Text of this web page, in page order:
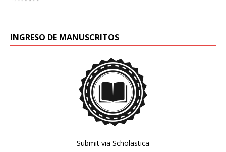
INGRESO DE MANUSCRITOS
Submit via Scholastica